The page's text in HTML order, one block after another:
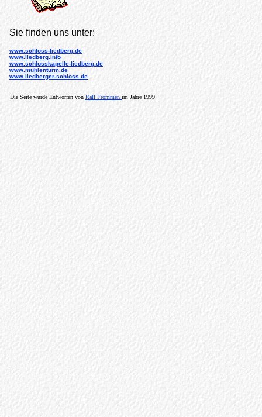
Sie finden uns unter:
www.schloss-liedberg.de
www.liedberg.info
www.schlosskapelle-liedberg.de
www.mühlenturm.de
www.liedberger-schloss.de
Die Seite wurde Entworfen von Ralf Frommen im Jahre 1999